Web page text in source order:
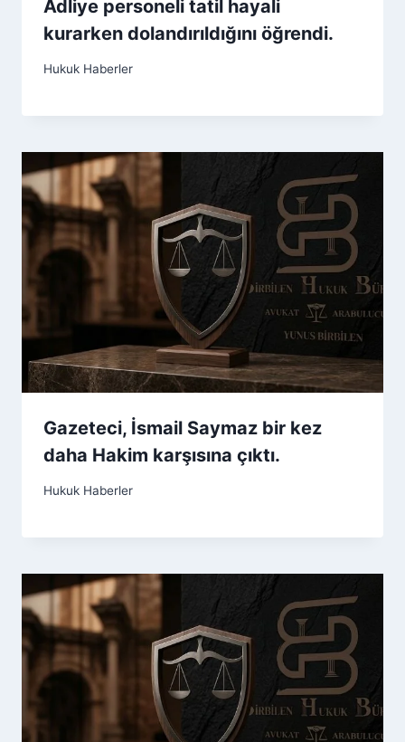
Adliye personeli tatil hayali
kurarken dolandırıldığını öğrendi.
Hukuk Haberler
Gazeteci, İsmail Saymaz bir kez
daha Hakim karşısına çıktı.
Hukuk Haberler